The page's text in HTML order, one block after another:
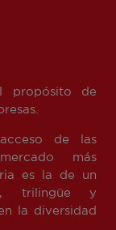
propósito de
de las
más
es la de un
trilingüe y
la diversidad